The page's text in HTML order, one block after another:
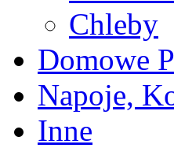
Chleby
Domowe
Napoje,
Inne